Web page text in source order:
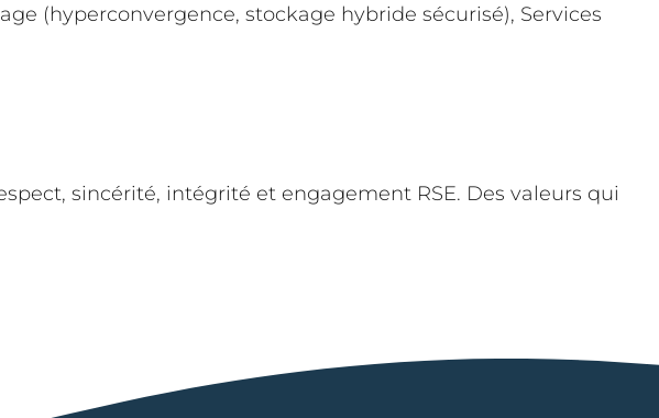
(hyperconvergence, stockage hybride sécurisé), Services
sincérité, intégrité et engagement RSE. Des valeurs qui